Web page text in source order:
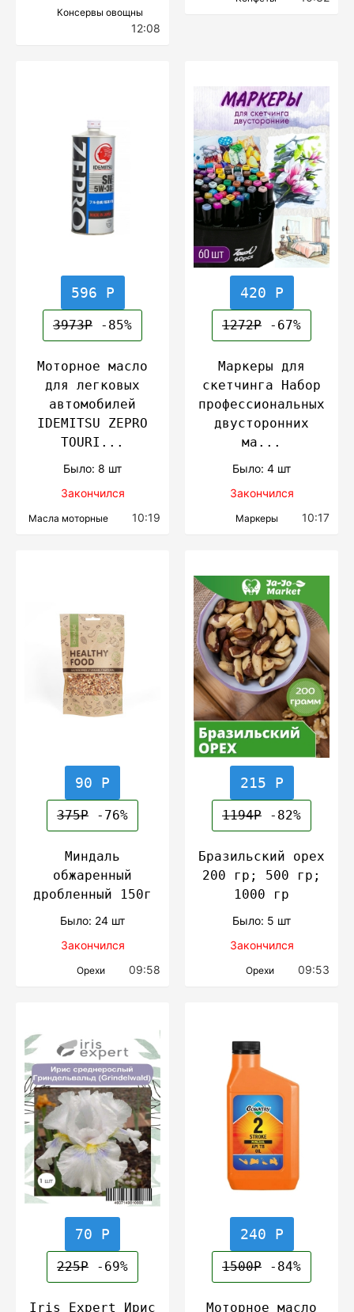
Консервы овощны
12:08
596 Р
3973Р -85%
Моторное масло
для легковых
автомобилей
IDEMITSU ZEPRO
TOURI...
Было: 8 шт
Закончился
Масла моторные 10:19
420 Р
1272Р -67%
Маркеры для
скетчинга Набор
профессиональных
двусторонних
ма...
Было: 4 шт
Закончился
Маркеры 10:17
90 Р
375Р -76%
Миндаль
обжаренный
дробленный 150г
Было: 24 шт
Закончился
Орехи 09:58
215 Р
1194Р -82%
Бразильский орех
200 гр; 500 гр;
1000 гр
Было: 5 шт
Закончился
Орехи 09:53
70 Р
225Р -69%
Iris Expert Ирис
240 Р
1500Р -84%
Моторное масло